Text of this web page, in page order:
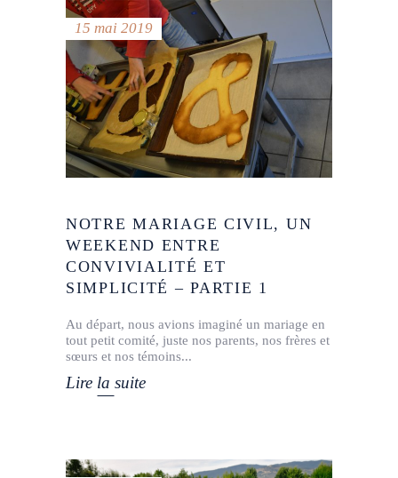
15 mai 2019
NOTRE MARIAGE CIVIL, UN
WEEKEND ENTRE
CONVIVIALITÉ ET
SIMPLICITÉ – PARTIE 1
Au départ, nous avions imaginé un mariage en
tout petit comité, juste nos parents, nos frères et
sœurs et nos témoins
Lire la suite